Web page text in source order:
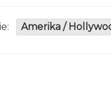
Amerika /